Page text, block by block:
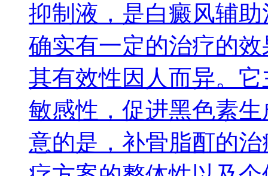
抑制液，是白癜风辅
确实有一定的治疗的
其有效性因人而异。
敏感性，促进黑色素
意的是，补骨脂酊的